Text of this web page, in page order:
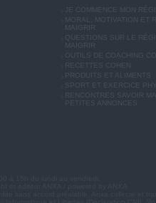
JE COMMENCE MON
MORAL, MOTIVATION ET
MAIGRIR
QUESTIONS SUR LE
MAIGRIR
OUTILS DE COACHING
RECETTES COHEN
PRODUITS ET ALIMENTS
SPORT ET EXERCICE
RENCONTRES SAVOIR
PETITES ANNONCES